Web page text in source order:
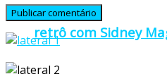
retrô com Sidney